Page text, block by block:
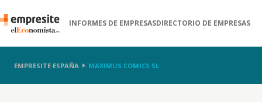
INFORMES DE EMPRESASDIRECTORIO DE EMPRESAS
EMPRESITE ESPAÑA MAXIMUS COMICS SL.